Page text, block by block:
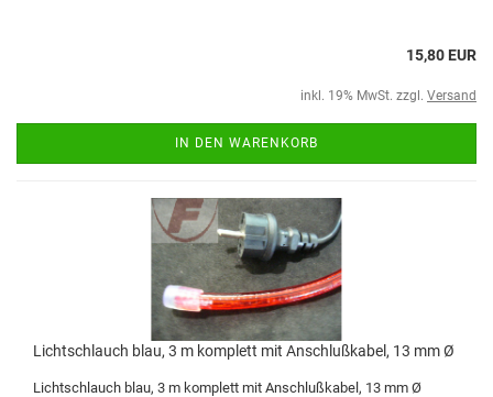
15,80 EUR
inkl. 19% MwSt. zzgl. Versand
IN DEN WARENKORB
Lichtschlauch blau, 3 m komplett mit Anschlußkabel, 13 mm Ø
Lichtschlauch blau, 3 m komplett mit Anschlußkabel, 13 mm Ø